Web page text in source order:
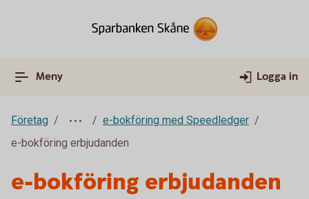
Meny Logga in
Företag
e-bokföring med Speedledger
e-bokföring erbjudanden
e-bokföring erbjudanden